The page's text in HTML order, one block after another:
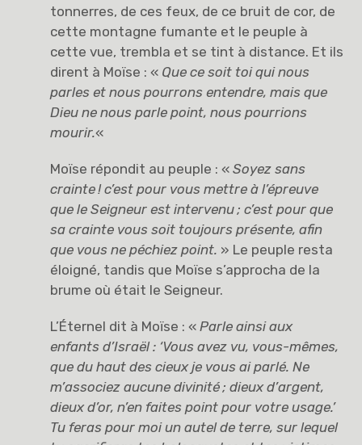
tonnerres, de ces feux, de ce bruit de cor, de
cette montagne fumante et le peuple à
cette vue, trembla et se tint à distance. Et ils
dirent à Moïse : « Que ce soit toi qui nous
parles et nous pourrons entendre, mais que
Dieu ne nous parle point, nous pourrions
mourir.«
Moïse répondit au peuple : «Soyez sans
crainte ! c’est pour vous mettre à l’épreuve
que le Seigneur est intervenu ; c’est pour que
sa crainte vous soit toujours présente, afin
que vous ne péchiez point. » Le peuple resta
éloigné, tandis que Moïse s’approcha de la
brume où était le Seigneur.
L’Éternel dit à Moïse : «Parle ainsi aux
enfants d’Israël : ‘Vous avez vu, vous-mêmes,
que du haut des cieux je vous ai parlé. Ne
m’associez aucune divinité ; dieux d’argent,
dieux d’or, n’en faites point pour votre usage.’
Tu feras pour moi un autel de terre, sur lequel